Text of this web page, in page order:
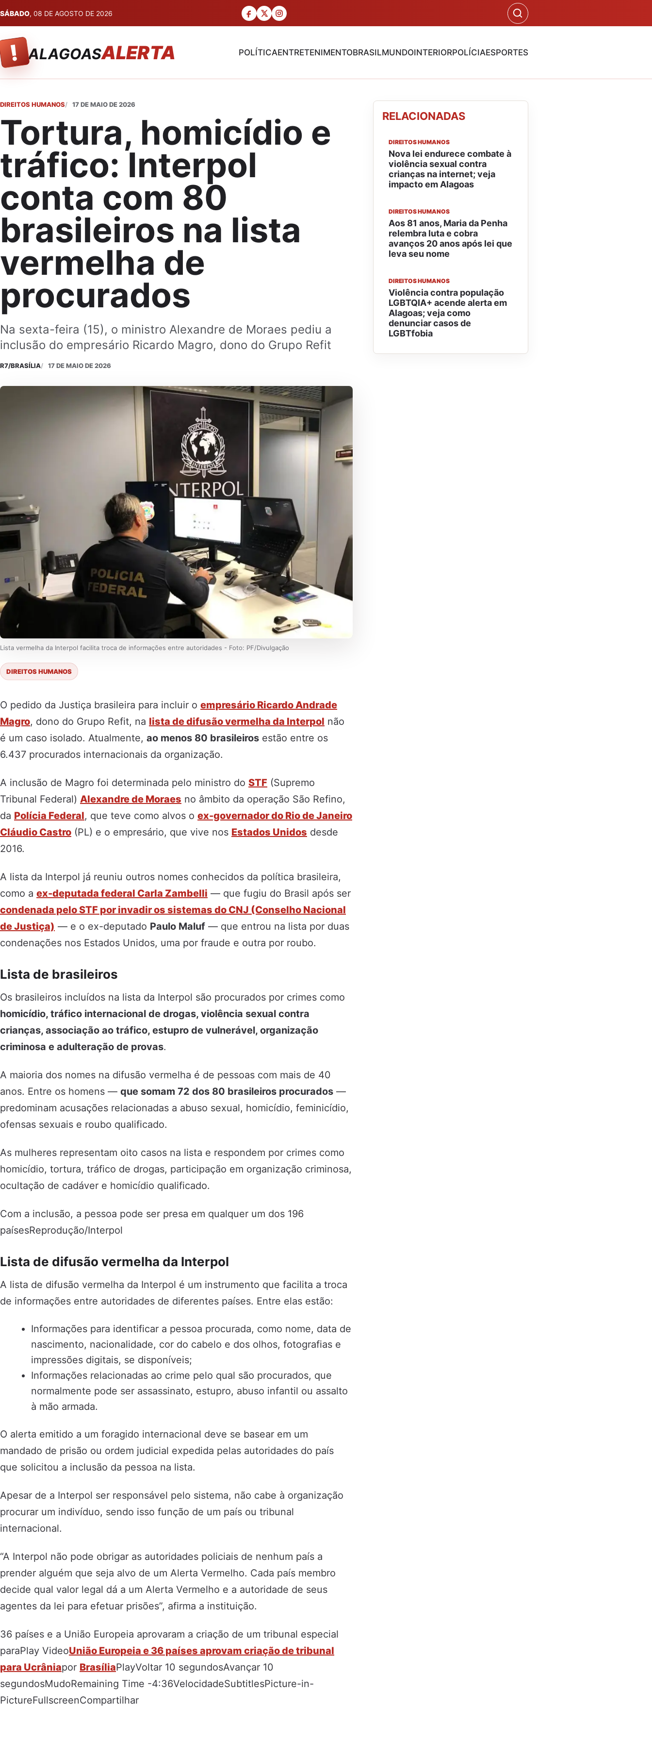
SÁBADO, 08 DE AGOSTO DE 2026
! ALAGOASALERTA POLÍTICAENTRETENIMENTOBRASILMUNDOINTERIORPOLÍCIAESPORTES
DIREITOS HUMANOS 17 DE MAIO DE 2026
Tortura, homicídio e
tráfico: Interpol
conta com 80
brasileiros na lista
vermelha de
procurados
Na sexta-feira (15), o ministro Alexandre de Moraes pediu a
inclusão do empresário Ricardo Magro, dono do Grupo Refit
R7/BRASÍLIA 17 DE MAIO DE 2026
Lista vermelha da Interpol facilita troca de informações entre autoridades - Foto: PF/Divulgação
DIREITOS HUMANOS
O pedido da Justiça brasileira para incluir o empresário Ricardo Andrade
Magro, dono do Grupo Refit, na lista de difusão vermelha da Interpol não
é um caso isolado. Atualmente, ao menos 80 brasileiros estão entre os
6.437 procurados internacionais da organização.
A inclusão de Magro foi determinada pelo ministro do STF (Supremo
Tribunal Federal) Alexandre de Moraes no âmbito da operação São Refino,
da Polícia Federal, que teve como alvos o ex-governador do Rio de Janeiro
Cláudio Castro (PL) e o empresário, que vive nos Estados Unidos desde
2016.
A lista da Interpol já reuniu outros nomes conhecidos da política brasileira,
como a ex-deputada federal Carla Zambelli — que fugiu do Brasil após ser
condenada pelo STF por invadir os sistemas do CNJ (Conselho Nacional
de Justiça) — e o ex-deputado Paulo Maluf — que entrou na lista por duas
condenações nos Estados Unidos, uma por fraude e outra por roubo.
Lista de brasileiros
Os brasileiros incluídos na lista da Interpol são procurados por crimes como
homicídio, tráfico internacional de drogas, violência sexual contra
crianças, associação ao tráfico, estupro de vulnerável, organização
criminosa e adulteração de provas.
A maioria dos nomes na difusão vermelha é de pessoas com mais de 40
anos. Entre os homens — que somam 72 dos 80 brasileiros procurados —
predominam acusações relacionadas a abuso sexual, homicídio, feminicídio,
ofensas sexuais e roubo qualificado.
As mulheres representam oito casos na lista e respondem por crimes como
homicídio, tortura, tráfico de drogas, participação em organização criminosa,
ocultação de cadáver e homicídio qualificado.
Com a inclusão, a pessoa pode ser presa em qualquer um dos 196
paísesReprodução/Interpol
Lista de difusão vermelha da Interpol
A lista de difusão vermelha da Interpol é um instrumento que facilita a troca
de informações entre autoridades de diferentes países. Entre elas estão:
Informações para identificar a pessoa procurada, como nome, data de
nascimento, nacionalidade, cor do cabelo e dos olhos, fotografias e
impressões digitais, se disponíveis;
Informações relacionadas ao crime pelo qual são procurados, que
normalmente pode ser assassinato, estupro, abuso infantil ou assalto
à mão armada.
O alerta emitido a um foragido internacional deve se basear em um
mandado de prisão ou ordem judicial expedida pelas autoridades do país
que solicitou a inclusão da pessoa na lista.
Apesar de a Interpol ser responsável pelo sistema, não cabe à organização
procurar um indivíduo, sendo isso função de um país ou tribunal
internacional.
“A Interpol não pode obrigar as autoridades policiais de nenhum país a
prender alguém que seja alvo de um Alerta Vermelho. Cada país membro
decide qual valor legal dá a um Alerta Vermelho e a autoridade de seus
agentes da lei para efetuar prisões”, afirma a instituição.
36 países e a União Europeia aprovaram a criação de um tribunal especial
paraPlay VideoUnião Europeia e 36 países aprovam criação de tribunal
para Ucrâniapor BrasíliaPlayVoltar 10 segundosAvançar 10
segundosMudoRemaining Time -4:36VelocidadeSubtitlesPicture-in-
PictureFullscreenCompartilhar
RELACIONADAS
DIREITOS HUMANOS
Nova lei endurece combate à
violência sexual contra
crianças na internet; veja
impacto em Alagoas
DIREITOS HUMANOS
Aos 81 anos, Maria da Penha
relembra luta e cobra
avanços 20 anos após lei que
leva seu nome
DIREITOS HUMANOS
Violência contra população
LGBTQIA+ acende alerta em
Alagoas; veja como
denunciar casos de
LGBTfobia